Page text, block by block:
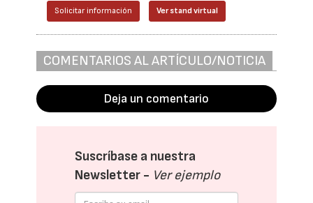
Solicitar información Ver stand virtual
COMENTARIOS AL ARTÍCULO/NOTICIA
Deja un comentario
Suscríbase a nuestra
Newsletter - Ver ejemplo